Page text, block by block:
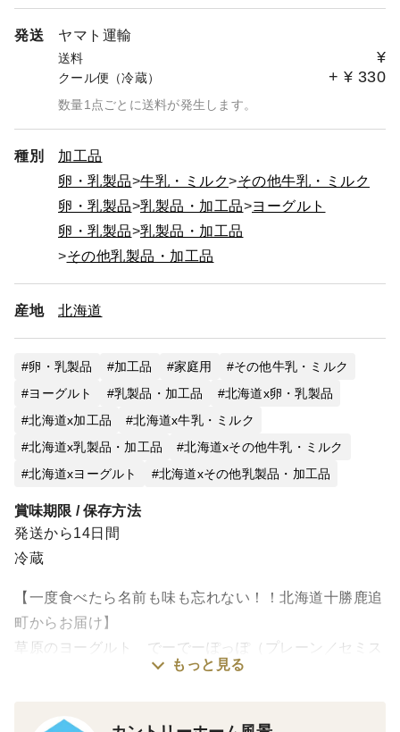
発送 ヤマト運輸
送料 ¥
クール便（冷蔵） + ¥ 330
数量1点ごとに送料が発生します。
種別
加工品
卵・乳製品
牛乳・ミルク
その他牛乳・ミルク
卵・乳製品
乳製品・加工品
ヨーグルト
卵・乳製品
乳製品・加工品
その他乳製品・加工品
産地 北海道
卵・乳製品 加工品 家庭用
その他牛乳・ミルク
ヨーグルト
乳製品・加工品
北海道x卵・乳製品
北海道x加工品
北海道x牛乳・ミルク
北海道x乳製品・加工品
北海道xその他牛乳・ミルク
北海道xヨーグルト
北海道xその他乳製品・加工品
賞味期限 / 保存方法
発送から14日間
冷蔵
【一度食べたら名前も味も忘れない！！北海道十勝鹿追
町からお届け】
草原のヨーグルト でーでーぽっぽ（プレーン／セミス
もっと見る